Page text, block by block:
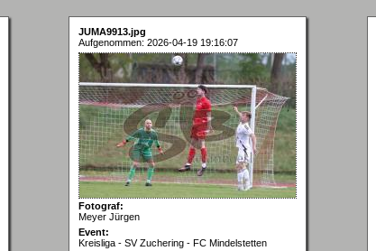
JUMA9913.jpg
Aufgenommen: 2026-04-19 19:16:07
Fotograf:
Meyer Jürgen
Event:
Kreisliga - SV Zuchering - FC Mindelstetten